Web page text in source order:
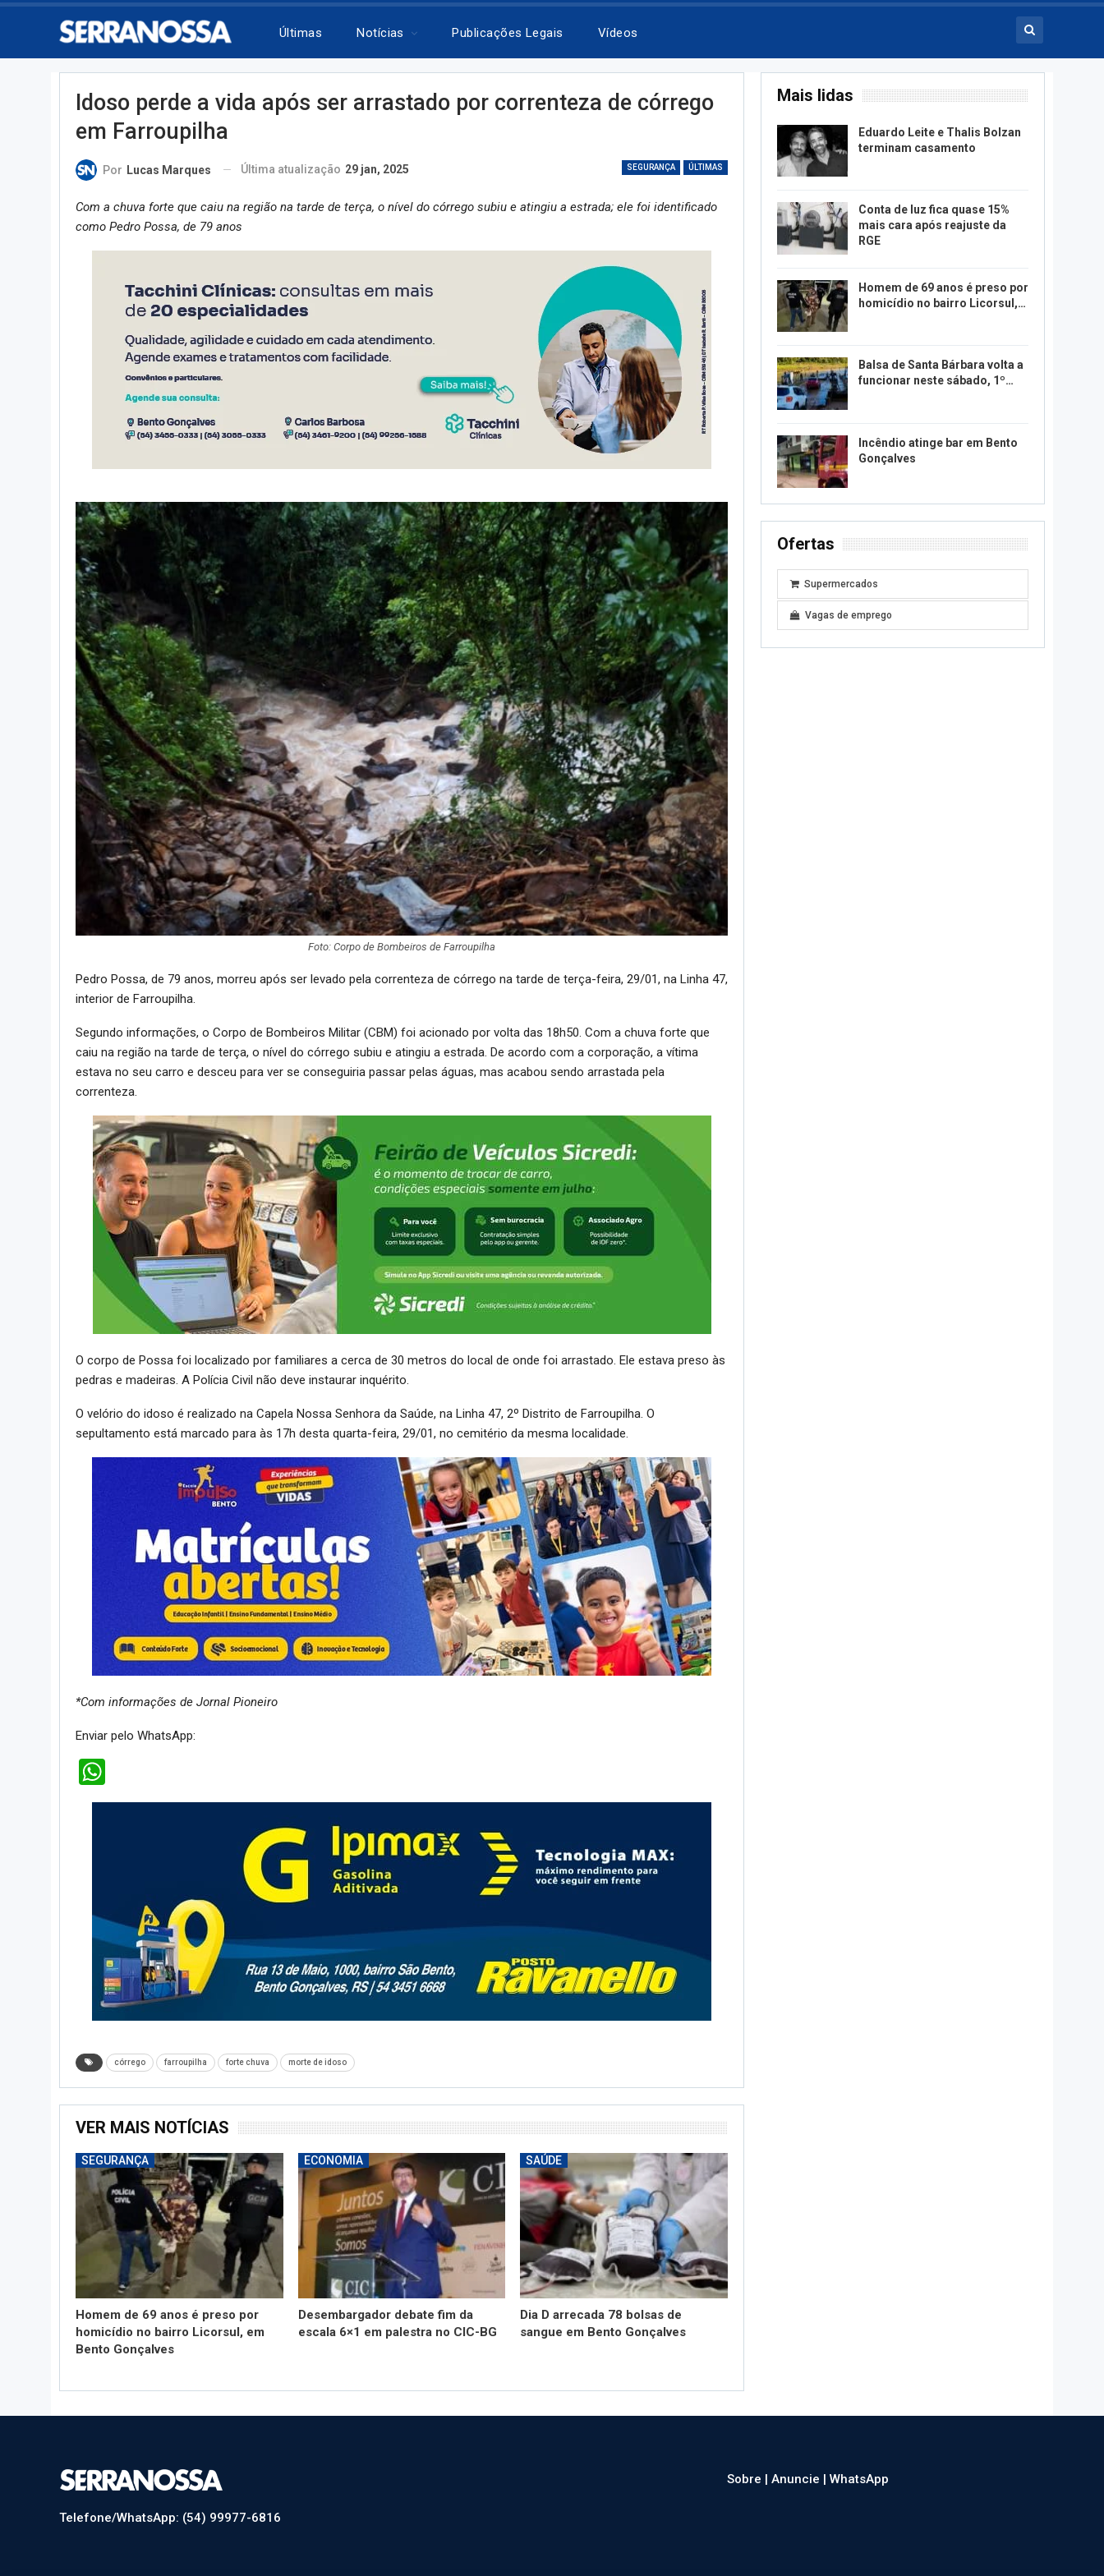
Últimas Notícias Publicações Legais Vídeos
Idoso perde a vida após ser arrastado por correnteza de córrego
em Farroupilha
SEGURANÇA ÚLTIMAS
Por Lucas Marques Última atualização 29 jan, 2025
Com a chuva forte que caiu na região na tarde de terça, o nível do córrego subiu e atingiu a estrada; ele foi identificado
como Pedro Possa, de 79 anos
Foto: Corpo de Bombeiros de Farroupilha
Pedro Possa, de 79 anos, morreu após ser levado pela correnteza de córrego na tarde de terça-feira, 29/01, na Linha 47,
interior de Farroupilha.
Segundo informações, o Corpo de Bombeiros Militar (CBM) foi acionado por volta das 18h50. Com a chuva forte que
caiu na região na tarde de terça, o nível do córrego subiu e atingiu a estrada. De acordo com a corporação, a vítima
estava no seu carro e desceu para ver se conseguiria passar pelas águas, mas acabou sendo arrastada pela
correnteza.
O corpo de Possa foi localizado por familiares a cerca de 30 metros do local de onde foi arrastado. Ele estava preso às
pedras e madeiras. A Polícia Civil não deve instaurar inquérito.
O velório do idoso é realizado na Capela Nossa Senhora da Saúde, na Linha 47, 2º Distrito de Farroupilha. O
sepultamento está marcado para às 17h desta quarta-feira, 29/01, no cemitério da mesma localidade.
*Com informações de Jornal Pioneiro
Enviar pelo WhatsApp:
córrego farroupilha forte chuva morte de idoso
VER MAIS NOTÍCIAS
SEGURANÇA
Homem de 69 anos é preso por
homicídio no bairro Licorsul, em
Bento Gonçalves
ECONOMIA
Desembargador debate fim da
escala 6×1 em palestra no CIC-BG
SAÚDE
Dia D arrecada 78 bolsas de
sangue em Bento Gonçalves
Mais lidas
Eduardo Leite e Thalis Bolzan
terminam casamento
Conta de luz fica quase 15%
mais cara após reajuste da
RGE
Homem de 69 anos é preso por
homicídio no bairro Licorsul,…
Balsa de Santa Bárbara volta a
funcionar neste sábado, 1º…
Incêndio atinge bar em Bento
Gonçalves
Ofertas
Supermercados
Vagas de emprego
Telefone/WhatsApp: (54) 99977-6816
Sobre |Anuncie |WhatsApp